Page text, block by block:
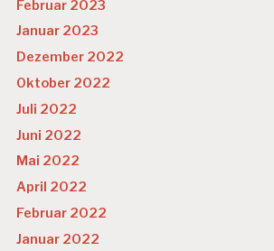
Februar 2023
Januar 2023
Dezember 2022
Oktober 2022
Juli 2022
Juni 2022
Mai 2022
April 2022
Februar 2022
Januar 2022